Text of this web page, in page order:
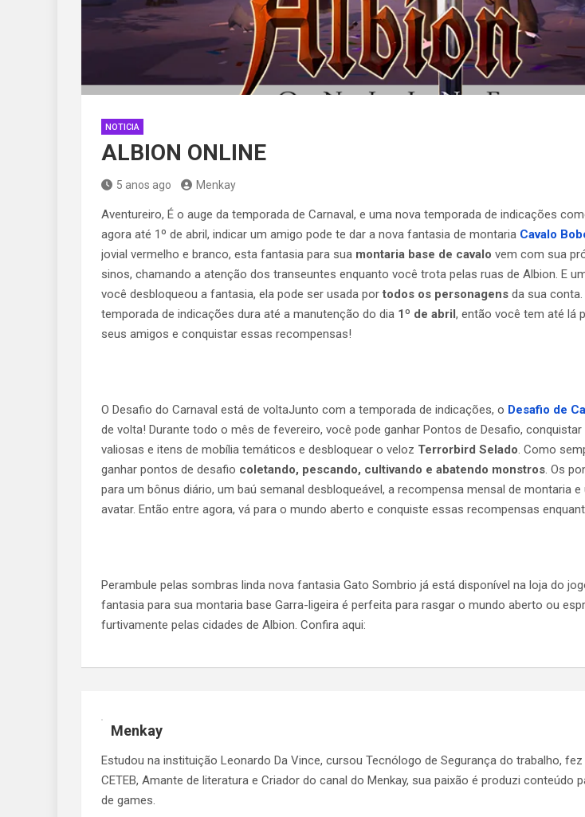
NOTICIA
ALBION ONLINE
5 anos ago Menkay
Aventureiro, É o auge da temporada de Carnaval, e uma nova temporada de indicações
agora até 1º de abril, indicar um amigo pode te dar a nova fantasia de montaria Cavalo
jovial vermelho e branco, esta fantasia para sua montaria base de cavalo vem com sua
sinos, chamando a atenção dos transeuntes enquanto você trota pelas ruas de Albion. E
você desbloqueou a fantasia, ela pode ser usada portodos os personagens da sua
temporada de indicações dura até a manutenção do dia 1º de abril, então você tem até lá
seus amigos e conquistar essas recompensas!
O Desafio do Carnaval está de voltaJunto com a temporada de indicações, o Desafio de
de volta! Durante todo o mês de fevereiro, você pode ganhar Pontos de Desafio,
valiosas e itens de mobília temáticos e desbloquear o veloz Terrorbird Selado. Como
ganhar pontos de desafio coletando, pescando, cultivando e abatendo monstros. Os
para um bônus diário, um baú semanal desbloqueável, a recompensa mensal de montaria e
avatar. Então entre agora, vá para o mundo aberto e conquiste essas recompensas
Perambule pelas sombras linda nova fantasia Gato Sombrio já está disponível na loja do
fantasia para sua montaria base Garra-ligeira é perfeita para rasgar o mundo aberto ou
furtivamente pelas cidades de Albion. Confira aqui:
Menkay
Estudou na instituição Leonardo Da Vince, cursou Tecnólogo de Segurança do trabalho, fez
CETEB, Amante de literatura e Criador do canal do Menkay, sua paixão é produzi conteúdo
de games.